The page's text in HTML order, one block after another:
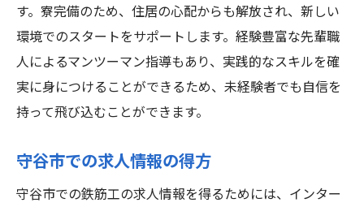
す。寮完備のため、住居の心配からも解放され、新しい
環境でのスタートをサポートします。経験豊富な先輩職
人によるマンツーマン指導もあり、実践的なスキルを確
実に身につけることができるため、未経験者でも自信を
持って飛び込むことができます。
守谷市での求人情報の得方
守谷市での鉄筋工の求人情報を得るためには、インター